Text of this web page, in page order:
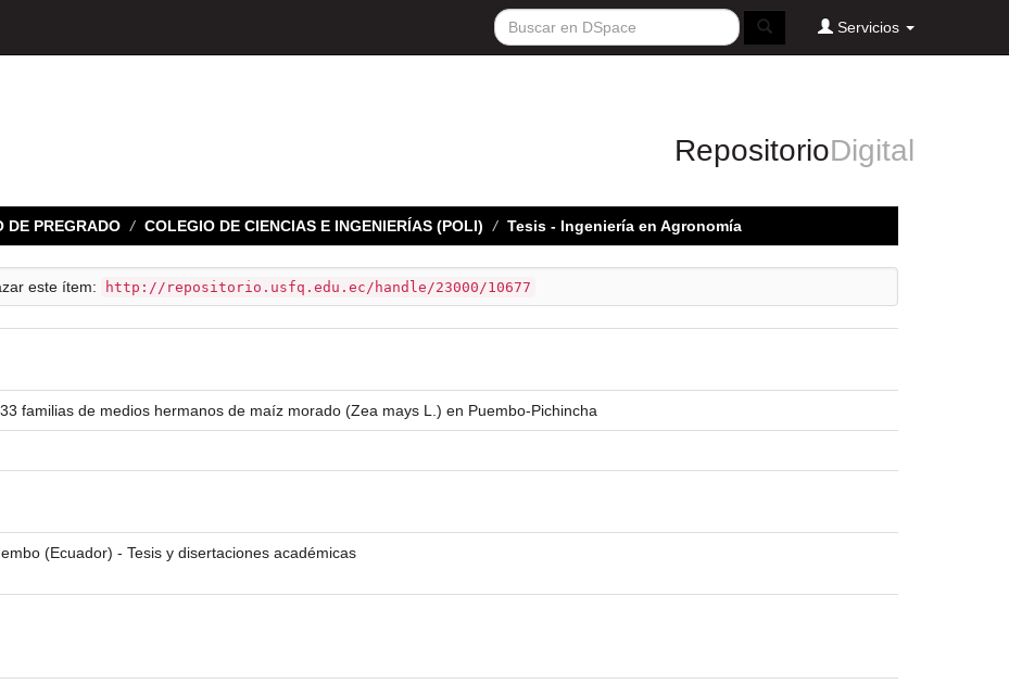
Servicios
RepositorioDigital
DE PREGRADO COLEGIO DE CIENCIAS E INGENIERÍAS (POLI) Tesis - Ingeniería en Agronomía
este ítem: http://repositorio.usfq.edu.ec/handle/23000/10677
familias de medios hermanos de maíz morado (Zea mays L.) en Puembo-Pichincha
(Ecuador) - Tesis y disertaciones académicas